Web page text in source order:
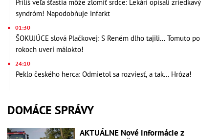
Príliš veľa šťastia môže zlomiť srdce: Lekári opísali zriedkavý
syndróm! Napodobňuje infarkt
01:30
ŠOKUJÚCE slová Plačkovej: S Reném dlho tajili... Tomuto po
rokoch uverí málokto!
24:10
Peklo českého herca: Odmietol sa rozviesť, a tak... Hrôza!
DOMÁCE SPRÁVY
AKTUÁLNE Nové informácie z